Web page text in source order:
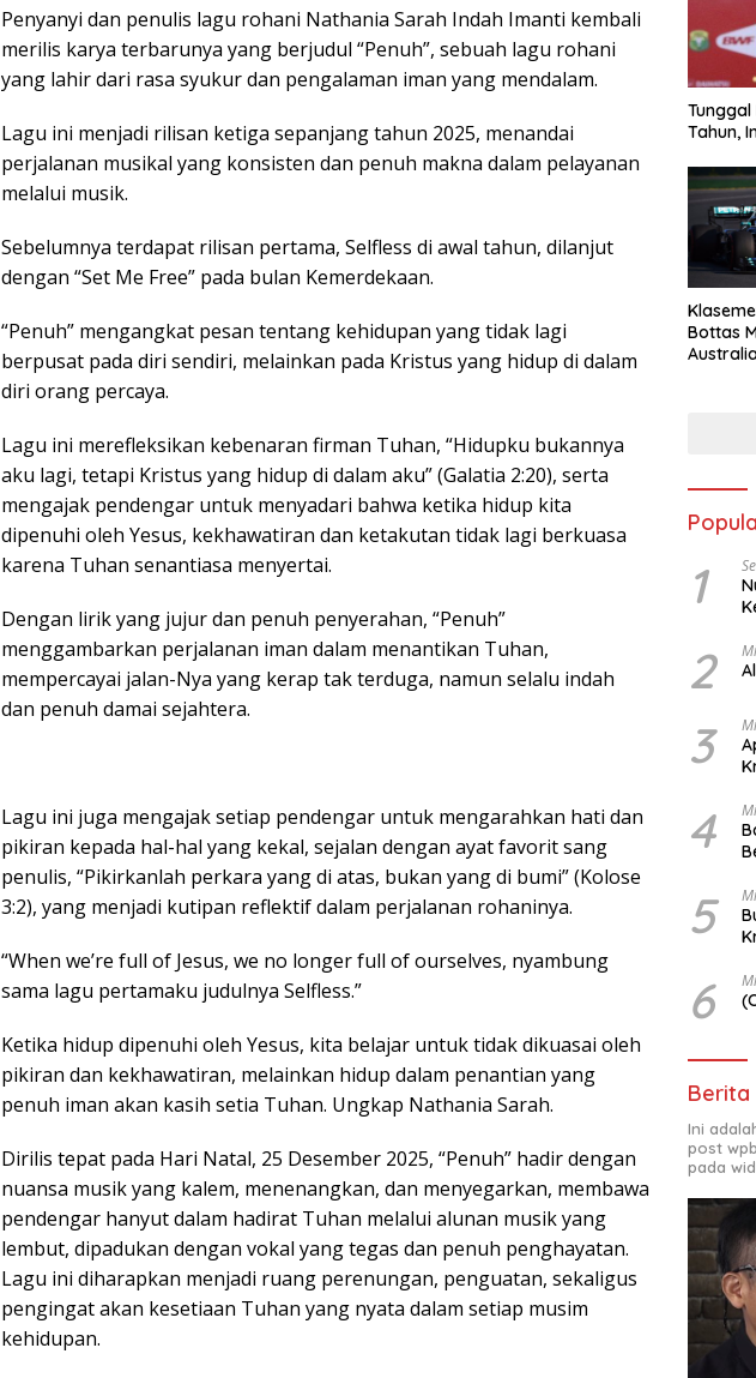
Penyanyi dan penulis lagu rohani Nathania Sarah Indah Imanti kembali
merilis karya terbarunya yang berjudul “Penuh”, sebuah lagu rohani
yang lahir dari rasa syukur dan pengalaman iman yang mendalam.
Lagu ini menjadi rilisan ketiga sepanjang tahun 2025, menandai
perjalanan musikal yang konsisten dan penuh makna dalam pelayanan
melalui musik.
Sebelumnya terdapat rilisan pertama, Selfless di awal tahun, dilanjut
dengan “Set Me Free” pada bulan Kemerdekaan.
“Penuh” mengangkat pesan tentang kehidupan yang tidak lagi
berpusat pada diri sendiri, melainkan pada Kristus yang hidup di dalam
diri orang percaya.
Lagu ini merefleksikan kebenaran firman Tuhan, “Hidupku bukannya
aku lagi, tetapi Kristus yang hidup di dalam aku” (Galatia 2:20), serta
mengajak pendengar untuk menyadari bahwa ketika hidup kita
dipenuhi oleh Yesus, kekhawatiran dan ketakutan tidak lagi berkuasa
karena Tuhan senantiasa menyertai.
Dengan lirik yang jujur dan penuh penyerahan, “Penuh”
menggambarkan perjalanan iman dalam menantikan Tuhan,
mempercayai jalan-Nya yang kerap tak terduga, namun selalu indah
dan penuh damai sejahtera.
Lagu ini juga mengajak setiap pendengar untuk mengarahkan hati dan
pikiran kepada hal-hal yang kekal, sejalan dengan ayat favorit sang
penulis, “Pikirkanlah perkara yang di atas, bukan yang di bumi” (Kolose
3:2), yang menjadi kutipan reflektif dalam perjalanan rohaninya.
“When we’re full of Jesus, we no longer full of ourselves, nyambung
sama lagu pertamaku judulnya Selfless.”
Ketika hidup dipenuhi oleh Yesus, kita belajar untuk tidak dikuasai oleh
pikiran dan kekhawatiran, melainkan hidup dalam penantian yang
penuh iman akan kasih setia Tuhan. Ungkap Nathania Sarah.
Dirilis tepat pada Hari Natal, 25 Desember 2025, “Penuh” hadir dengan
nuansa musik yang kalem, menenangkan, dan menyegarkan, membawa
pendengar hanyut dalam hadirat Tuhan melalui alunan musik yang
lembut, dipadukan dengan vokal yang tegas dan penuh penghayatan.
Lagu ini diharapkan menjadi ruang perenungan, penguatan, sekaligus
pengingat akan kesetiaan Tuhan yang nyata dalam setiap musim
kehidupan.
Tunggal
Tahun,
Bottas
1
2
3
4
5
6
Berita
Ini
post
pada